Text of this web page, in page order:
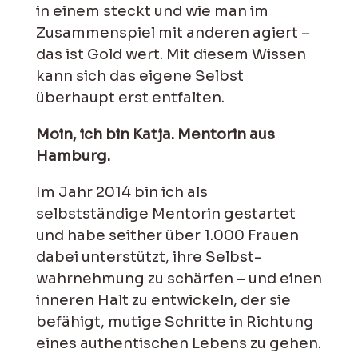
in einem steckt und wie man im
Zusammenspiel mit anderen agiert –
das ist Gold wert. Mit diesem Wissen
kann sich das eigene Selbst
überhaupt erst entfalten.
Moin, ich bin Katja. Mentorin aus
Hamburg.
Im Jahr 2014 bin ich als
selbstständige Mentorin gestartet
und habe seither über 1.000 Frauen
dabei unterstützt, ihre Selbst­
wahrnehmung zu schärfen – und einen
inneren Halt zu entwickeln, der sie
befähigt, mutige Schritte in Richtung
eines authen­tischen Lebens zu gehen.